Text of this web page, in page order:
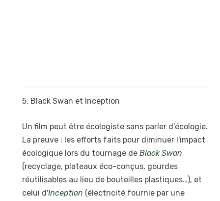
5. Black Swan et Inception
Un film peut être écologiste sans parler d'écologie.
La preuve : les efforts faits pour diminuer l'impact
écologique lors du tournage de Black Swan
(recyclage, plateaux éco-conçus, gourdes
réutilisables au lieu de bouteilles plastiques…), et
celui d'Inception (électricité fournie par une